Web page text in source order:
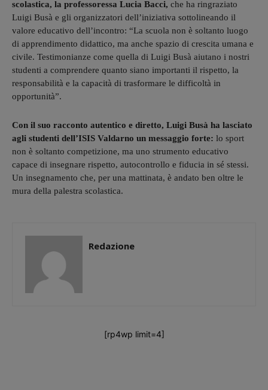
scolastica, la professoressa Lucia Bacci, che ha ringraziato
Luigi Busà e gli organizzatori dell’iniziativa sottolineando il
valore educativo dell’incontro: “La scuola non è soltanto luogo
di apprendimento didattico, ma anche spazio di crescita umana e
civile. Testimonianze come quella di Luigi Busà aiutano i nostri
studenti a comprendere quanto siano importanti il rispetto, la
responsabilità e la capacità di trasformare le difficoltà in
opportunità”.
Con il suo racconto autentico e diretto, Luigi Busà ha lasciato
agli studenti dell’ISIS Valdarno un messaggio forte: lo sport
non è soltanto competizione, ma uno strumento educativo
capace di insegnare rispetto, autocontrollo e fiducia in sé stessi.
Un insegnamento che, per una mattinata, è andato ben oltre le
mura della palestra scolastica.
Redazione
[rp4wp limit=4]